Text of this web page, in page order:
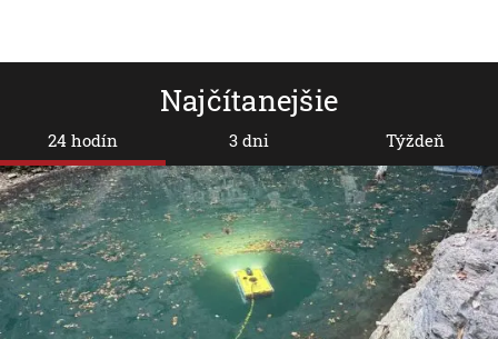
Najčítanejšie
24 hodín 3 dni Týždeň